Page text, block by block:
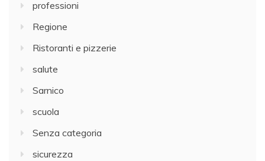
professioni
Regione
Ristoranti e pizzerie
salute
Sarnico
scuola
Senza categoria
sicurezza